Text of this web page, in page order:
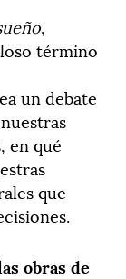
,
término
un debate
en qué
que
obras de